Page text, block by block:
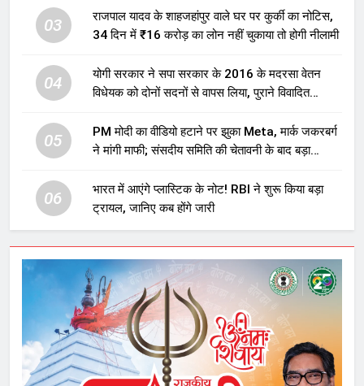
03
राजपाल यादव के शाहजहांपुर वाले घर पर कुर्की का नोटिस,
34 दिन में ₹16 करोड़ का लोन नहीं चुकाया तो होगी नीलामी
04
योगी सरकार ने सपा सरकार के 2016 के मदरसा वेतन
विधेयक को दोनों सदनों से वापस लिया, पुराने विवादित
05
PM मोदी का वीडियो हटाने पर झुका Meta, मार्क जकरबर्ग
ने मांगी माफी; संसदीय समिति की चेतावनी के बाद बड़ा
06
भारत में आएंगे प्लास्टिक के नोट! RBI ने शुरू किया बड़ा
ट्रायल, जानिए कब होंगे जारी